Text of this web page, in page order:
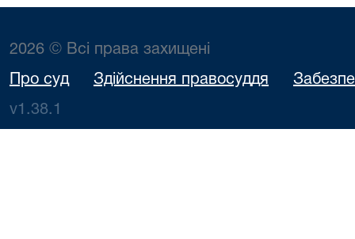
2026 © Всі права захищені
Про суд Здійснення правосуддя
v1.38.1